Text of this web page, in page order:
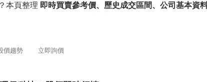
本頁整理 即時買賣參考價、歷史成交區間、公司基本資
價趨勢 立即詢價